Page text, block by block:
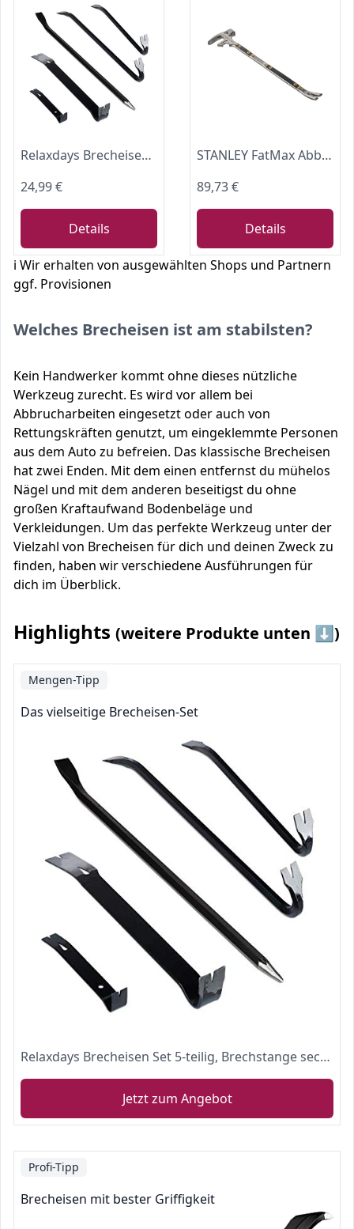
Relaxdays Brecheisen Set 5-teilig, Brechstange sechskant, Nageleisen groß, Kuhfuß lang, Montierhebel, aus Stahl, schwarz
24,99 €
Details
STANLEY FatMax Abbruchwerkzeug Brecheisen Fubar III, 5-in-1 mit Vorschlaghammer, Nagelschlitz, Backen für Hölzer und Stemmeisen, 4 kg, Schwarz/Silber, 1-55-120
89,73 €
Details
ℹ️ Wir erhalten von ausgewählten Shops und Partnern
ggf. Provisionen
Welches Brecheisen ist am stabilsten?
Kein Handwerker kommt ohne dieses nützliche
Werkzeug zurecht. Es wird vor allem bei
Abbrucharbeiten eingesetzt oder auch von
Rettungskräften genutzt, um eingeklemmte Personen
aus dem Auto zu befreien. Das klassische Brecheisen
hat zwei Enden. Mit dem einen entfernst du mühelos
Nägel und mit dem anderen beseitigst du ohne
großen Kraftaufwand Bodenbeläge und
Verkleidungen. Um das perfekte Werkzeug unter der
Vielzahl von Brecheisen für dich und deinen Zweck zu
finden, haben wir verschiedene Ausführungen für
dich im Überblick.
Highlights (weitere Produkte unten ⬇️)
Mengen-Tipp
Das vielseitige Brecheisen-Set
Relaxdays Brecheisen Set 5-teilig, Brechstange sechskant, Nageleisen groß, Kuhfuß lang, Montierhebel, aus Stahl, schwarz
Jetzt zum Angebot
Profi-Tipp
Brecheisen mit bester Griffigkeit